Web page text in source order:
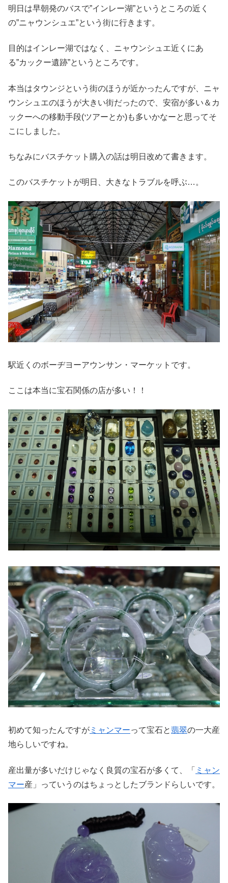
明日は早朝発のバスで”インレー湖”というところの近く
の”ニャウンシュエ”という街に行きます。
目的はインレー湖ではなく、ニャウンシュエ近くにあ
る”カックー遺跡”というところです。
本当はタウンジという街のほうが近かったんですが、ニャ
ウンシュエのほうが大きい街だったので、安宿が多い＆カ
ックーへの移動手段(ツアーとか)も多いかなーと思ってそ
こにしました。
ちなみにバスチケット購入の話は明日改めて書きます。
このバスチケットが明日、大きなトラブルを呼ぶ…。
駅近くのボーヂヨーアウンサン・マーケットです。
ここは本当に宝石関係の店が多い！！
初めて知ったんですが ミャンマーって宝石と翡翠の一大産
地らしいですね。
産出量が多いだけじゃなく良質の宝石が多くて、「 ミャン
マー産」っていうのはちょっとしたブランドらしいです。